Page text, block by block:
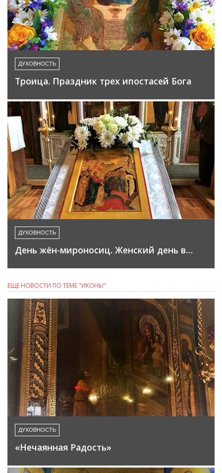
ДУХОВНОСТЬ
Троица. Праздник трех ипостасей Бога
ДУХОВНОСТЬ
День жён-мироносиц. Женский день в…
ЕЩЕ НОВОСТИ ПО ТЕМЕ "ИКОНЫ"
ДУХОВНОСТЬ
«Нечаянная Радость»